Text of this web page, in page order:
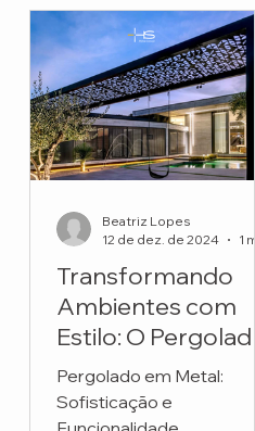
Transformando
Ambientes com
Estilo: O
em Metal
Personalizado da
Pergolado em Metal:
Sofisticação e
Beatriz Lopes
12 de dez. de 2024